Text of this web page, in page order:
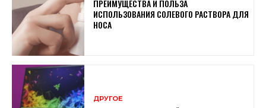
ПРЕИМУЩЕСТВА И ПОЛЬЗА
ИСПОЛЬЗОВАНИЯ СОЛЕВОГО РАСТВОРА ДЛЯ
НОСА
ДРУГОЕ